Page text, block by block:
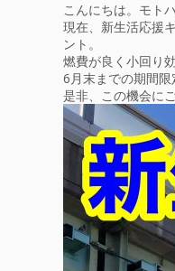
こんにちは。モト
現在、新生活応援
ント。
燃費が良く小回り
6月末までの期間限
是非、この機会に